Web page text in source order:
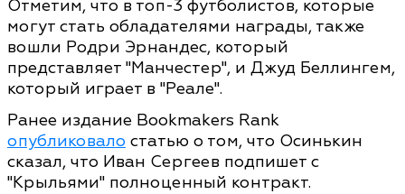
Отметим, что в топ-3 футболистов, которые
могут стать обладателями награды, также
вошли Родри Эрнандес, который
представляет "Манчестер", и Джуд Беллингем,
который играет в "Реале".
Ранее издание Bookmakers Rank
опубликовало статью о том, что Осинькин
сказал, что Иван Сергеев подпишет с
"Крыльями" полноценный контракт.